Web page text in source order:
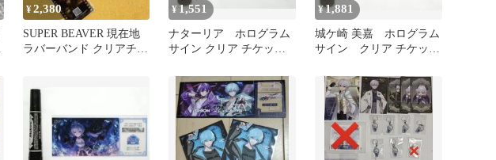
¥2,380
SUPER BEAVER 現在地
ラバーバンド クリアチケ
¥1,551
ナターリア ホログラム
サイン クリア チケッ
千秋楽
¥1,881
城ケ崎 美嘉 ホログラム
サイン クリア チケッ
ラガールズ